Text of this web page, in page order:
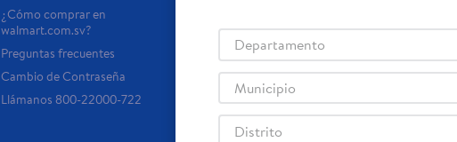
¿Cómo comprar en
walmart.com.sv?
Preguntas frecuentes
Cambio de Contraseña
Llámanos 800-22000-722
Otros servicios:
- Remesas
- Pagos de servicios
Departamento
Municipio
Distrito